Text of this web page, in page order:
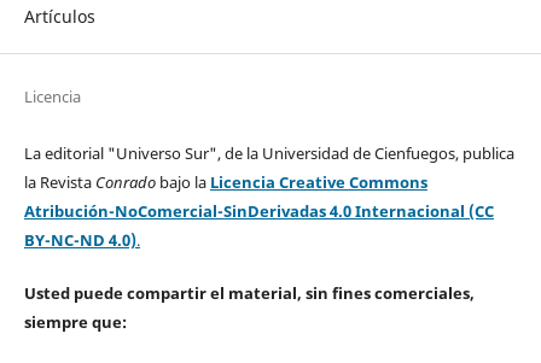
Artículos
Licencia
La editorial "Universo Sur", de la Universidad de Cienfuegos, publica
la Revista Conradobajo la Licencia Creative Commons
Atribución-NoComercial-SinDerivadas 4.0 Internacional (CC
BY-NC-ND 4.0).
Usted puede compartir el material, sin fines comerciales,
siempre que: